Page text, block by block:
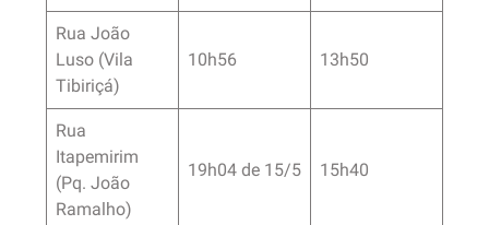
Rua João
Luso (Vila
Tibiriçá)
10h56 13h50
Rua
Itapemirim
(Pq. João
Ramalho)
19h04 de 15/5 15h40